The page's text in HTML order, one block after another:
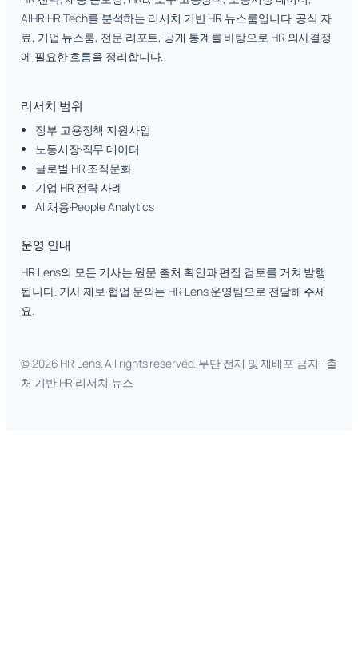
AIHR·HR Tech를 분석하는 리서치 기반 HR 뉴스룸입니다. 공식 자
료, 기업 뉴스룸, 전문 리포트, 공개 통계를 바탕으로 HR 의사결정
에 필요한 흐름을 정리합니다.
리서치 범위
정부 고용정책·지원사업
노동시장·직무 데이터
글로벌 HR·조직문화
기업 HR 전략 사례
AI 채용·People Analytics
운영 안내
HR Lens의 모든 기사는 원문 출처 확인과 편집 검토를 거쳐 발행
됩니다. 기사 제보·협업 문의는 HR Lens 운영팀으로 전달해 주세
요.
© 2026 HR Lens. All rights reserved. 무단 전재 및 재배포 금지 · 출
처 기반 HR 리서치 뉴스